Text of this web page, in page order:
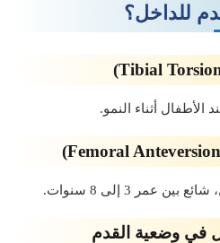
للداخل؟
الأطفال أثناء النمو.
عمر 3 إلى 8 سنوات.